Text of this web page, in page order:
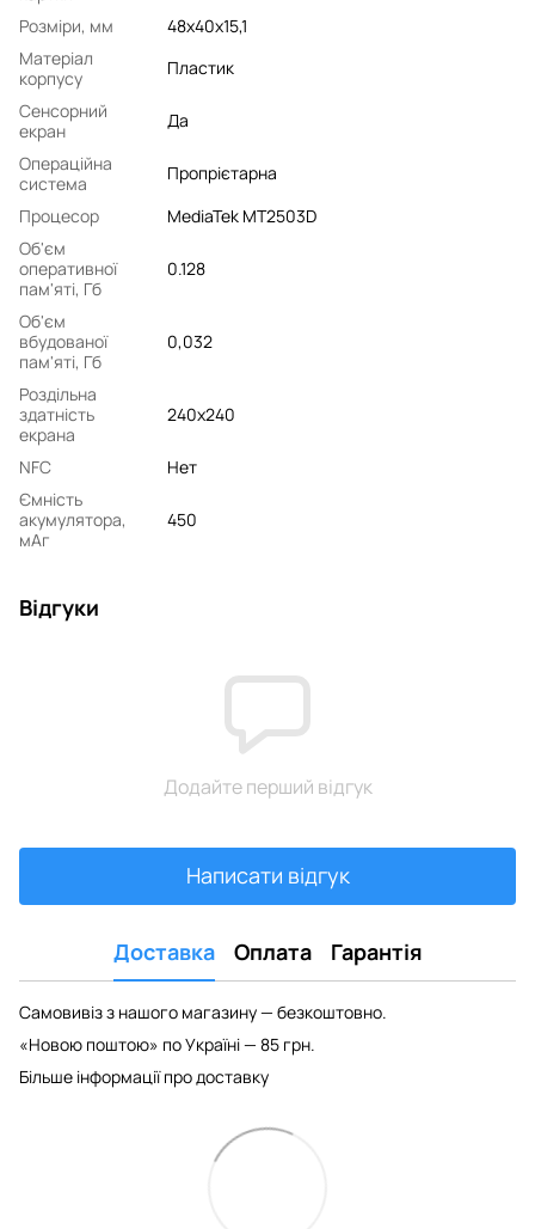
Розміри, мм
48x40x15,1
Матеріал
корпусу
Пластик
Сенсорний
екран
Да
Операційна
система
Пропрієтарна
Процесор
MediaTek MT2503D
Об'єм
оперативної
пам'яті, Гб
0.128
Об'єм
вбудованої
пам'яті, Гб
0,032
Роздільна
здатність
екрана
240x240
NFC
Нет
Ємність
акумулятора,
мАг
450
Відгуки
Додайте перший відгук
Написати відгук
Доставка Оплата Гарантія
Самовивіз з нашого магазину — безкоштовно.
«Новою поштою» по Україні — 85 грн.
Більше інформації про доставку